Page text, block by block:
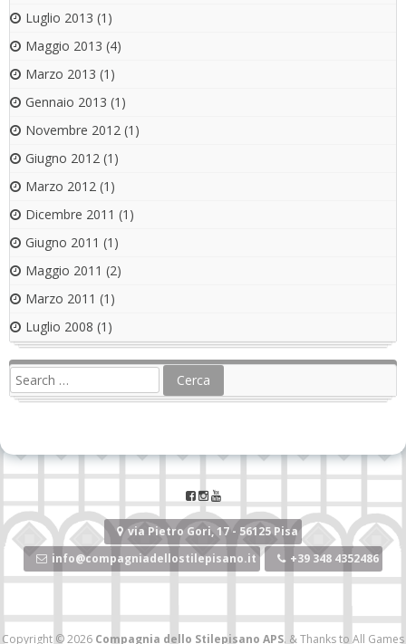
Luglio 2013 (1)
Maggio 2013 (4)
Marzo 2013 (1)
Gennaio 2013 (1)
Novembre 2012 (1)
Giugno 2012 (1)
Marzo 2012 (1)
Dicembre 2011 (1)
Giugno 2011 (1)
Maggio 2011 (2)
Marzo 2011 (1)
Luglio 2008 (1)
via Pietro Gori, 17 - 56125 Pisa
info@compagniadellostilepisano.it
+39 348 4352486
Copyright © 2026 Compagnia dello Stilepisano APS. &Thanks to All Games